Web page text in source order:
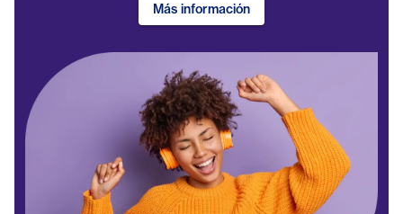
Más información